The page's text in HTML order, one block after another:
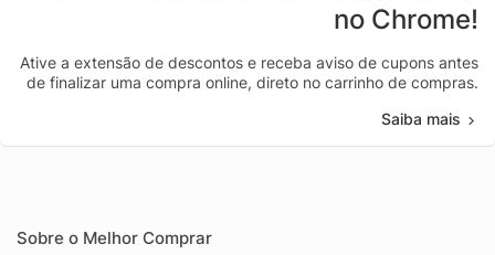
no Chrome!
Ative a extensão de descontos e receba aviso de cupons antes
de finalizar uma compra online, direto no carrinho de compras.
Saiba mais
Sobre o Melhor Comprar